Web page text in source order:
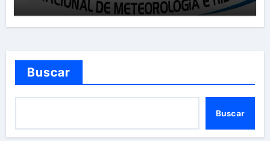
Buscar
Buscar